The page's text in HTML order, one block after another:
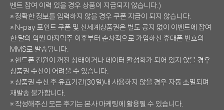
벤트 참여 이력 있을 경우 상품이 지급되지 않습니다.)
※ 정확한 정보를 입력하지 않을 경우 쿠폰 지급이 되지 않습니다.
※ N-pay 포인트 쿠폰 및 신세계상품권은 별도 공지 없이 이벤트에 참여
한 달의 익월 마지막주 이후부터 순차적으로 가입하신 휴대폰 번호의
MMS로 발송됩니다.
※ 핸드폰 전원이 꺼진 상태이거나 데이터 활성화가 되어 있지 않을 경우
상품권 수신이 어려울 수 있습니다.
※ 상품권 수신 후 유효기간(30일)내 사용하지 않을 경우 자동 소멸되며
재발송 불가합니다.
※ 작성해주신 모든 후기는 본사 마케팅에 활용될 수 있습니다.